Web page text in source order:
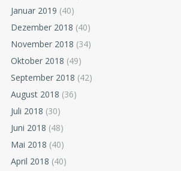
Januar 2019 (40)
Dezember 2018 (40)
November 2018 (34)
Oktober 2018 (49)
September 2018 (42)
August 2018 (36)
Juli 2018 (30)
Juni 2018 (48)
Mai 2018 (40)
April 2018 (40)